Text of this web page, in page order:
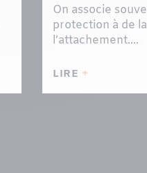
On associe
protection à de
l’attachement....
LIRE